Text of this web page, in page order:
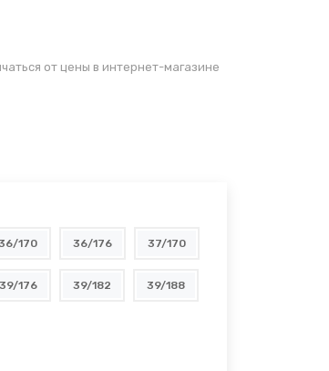
от цены в интернет-магазине
170 36/176 37/170
39/176 39/182 39/188